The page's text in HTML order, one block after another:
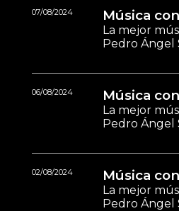
07/08/2024 Música
La mejor
Pedro Ángel
06/08/2024 Música
La mejor
Pedro Ángel
02/08/2024 Música
La mejor
Pedro Ángel